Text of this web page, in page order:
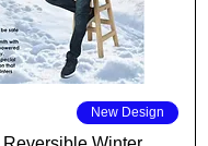
New Design